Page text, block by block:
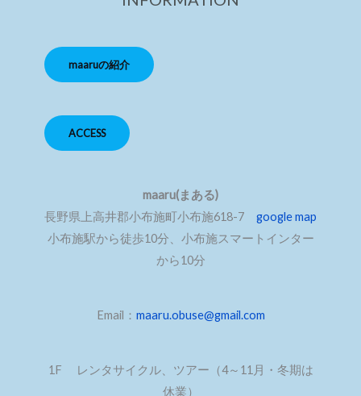
maaruの紹介
ACCESS
maaru(まある)
長野県上高井郡小布施町小布施618-7 google map
小布施駅から徒歩10分、小布施スマートインター
から10分
Email： maaru.obuse@gmail.com
1F レンタサイクル、ツアー（4～11月・冬期は
休業）